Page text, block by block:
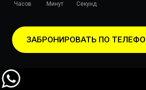
Часов Минут Секунд
ЗАБРОНИРОВАТЬ ПО